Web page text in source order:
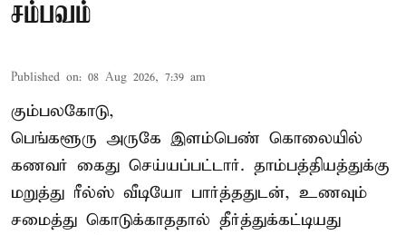
சம்பவம்
Published on: 08 Aug 2026, 7:39 am
கும்பலகோடு,
பெங்களூரு அருகே இளம்பெண் கொலையில்
கணவர் கைது செய்யப்பட்டார். தாம்பத்தியத்துக்கு
மறுத்து ரீல்ஸ் வீடியோ பார்த்ததுடன், உணவும்
சமைத்து கொடுக்காததால் தீர்த்துக்கட்டியது